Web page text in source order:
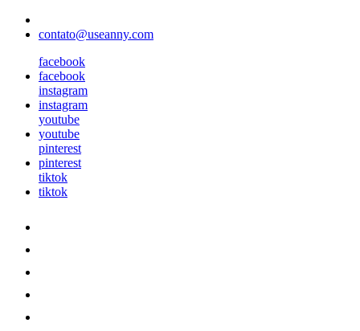
contato@useanny.com
facebook
facebook
instagram
instagram
youtube
youtube
pinterest
pinterest
tiktok
tiktok